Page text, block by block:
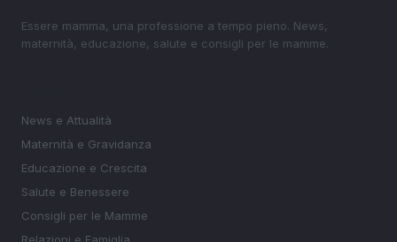
Essere mamma, una professione a tempo pieno. News,
maternità, educazione, salute e consigli per le mamme.
News e Attualità
Maternità e Gravidanza
Educazione e Crescita
Salute e Benessere
Consigli per le Mamme